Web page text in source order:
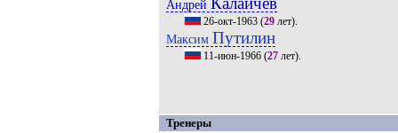
Андрей
26-окт-1963(29лет).
Максим Путилин
11-июн-1966(27лет).
Тренеры